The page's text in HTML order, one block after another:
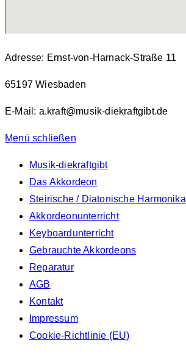
Adresse: Ernst-von-Harnack-Straße 11
65197 Wiesbaden
E-Mail: a.kraft@musik-diekraftgibt.de
Menü schließen
Musik-diekraftgibt
Das Akkordeon
Steirische / Diatonische Harmonika
Akkordeonunterricht
Keyboardunterricht
Gebrauchte Akkordeons
Reparatur
AGB
Kontakt
Impressum
Cookie-Richtlinie (EU)